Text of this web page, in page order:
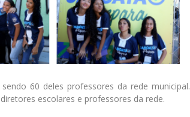
60 deles professores da rede municipal.
escolares e professores da rede.